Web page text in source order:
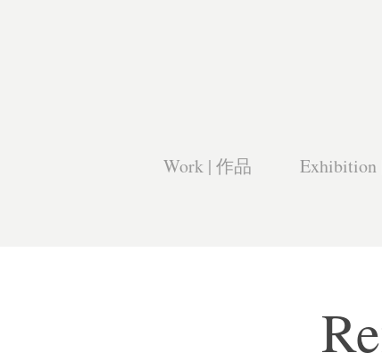
Work | 作品 Exhibition